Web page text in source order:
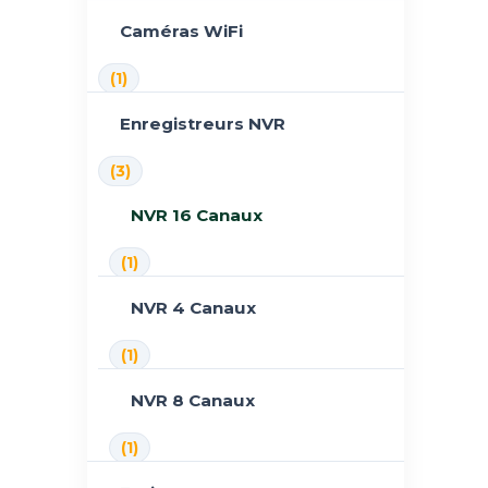
Caméras WiFi
(1)
Enregistreurs NVR
(3)
NVR 16 Canaux
(1)
NVR 4 Canaux
(1)
NVR 8 Canaux
(1)